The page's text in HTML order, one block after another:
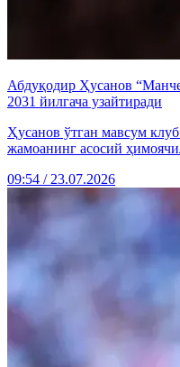
Абдуқодир Ҳусанов
2031 йилгача узайтиради
Ҳусанов ўтган мавсум
жамоанинг асосий
09:54 / 23.07.2026